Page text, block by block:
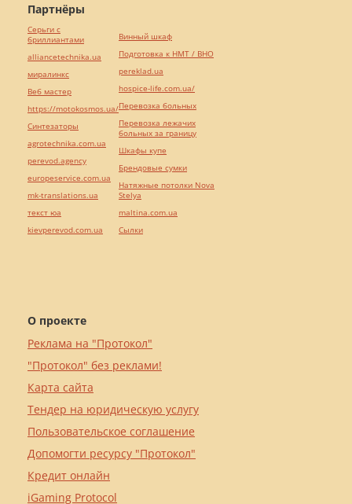
О проекте
Реклама на "Протокол"
"Протокол" без реклами!
Карта сайта
Тендер на юридическую услугу
Пользовательское соглашение
Допомогти ресурсу "Протокол"
Кредит онлайн
iGaming Protocol
Партнёры
Серьги с
бриллиантами
alliancetechnika.ua
миралинкс
Веб мастер
https://motokosmos.ua/
Синтезаторы
agrotechnika.com.ua
perevod.agency
europeservice.com.ua
mk-translations.ua
текст юа
kievperevod.com.ua
Винный шкаф
Подготовка к НМТ / ВНО
pereklad.ua
hospice-life.com.ua/
Перевозка больных
Перевозка лежачих
больных за границу
Шкафы купе
Брендовые сумки
Натяжные потолки Nova
Stelya
maltina.com.ua
Cылки